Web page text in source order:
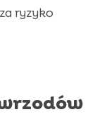
ryzyko